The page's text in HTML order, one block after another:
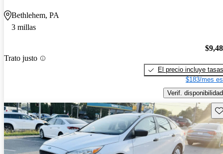
Bethlehem, PA
3 millas
Trato justo
El precio incluye tasas
$183/mes
Verif. disponibilidad